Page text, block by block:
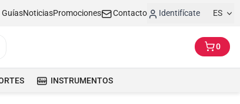
GuíasNoticiasPromociones Contacto Identifícate ES
0
INSTRUMENTOS